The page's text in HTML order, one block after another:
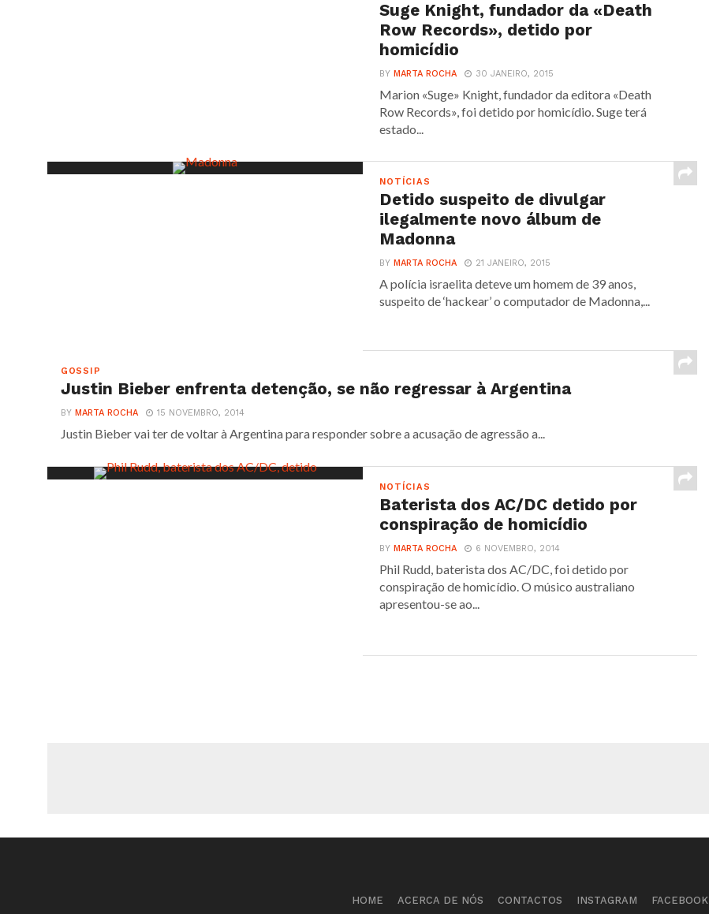
Suge Knight, fundador da «Death
Row Records», detido por
homicídio
BYMARTA ROCHA 30 JANEIRO, 2015
Marion «Suge» Knight, fundador da editora «Death
Row Records», foi detido por homicídio. Suge terá
estado...
NOTÍCIAS
Detido suspeito de divulgar
ilegalmente novo álbum de
Madonna
BYMARTA ROCHA 21 JANEIRO, 2015
A polícia israelita deteve um homem de 39 anos,
suspeito de ‘hackear’ o computador de Madonna,...
GOSSIP
Justin Bieber enfrenta detenção, se não regressar à Argentina
BY MARTA ROCHA 15 NOVEMBRO, 2014
Justin Bieber vai ter de voltar à Argentina para responder sobre a acusação de agressão a...
NOTÍCIAS
Baterista dos AC/DC detido por
conspiração de homicídio
BYMARTA ROCHA 6 NOVEMBRO, 2014
Phil Rudd, baterista dos AC/DC, foi detido por
conspiração de homicídio. O músico australiano
apresentou-se ao...
HOME ACERCA DE NÓS CONTACTOS INSTAGRAM FACEBOOK